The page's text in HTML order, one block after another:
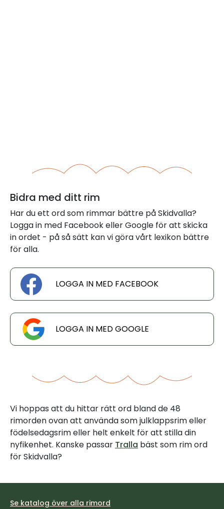
Bidra med ditt rim
Har du ett ord som rimmar bättre på Skidvalla?
Logga in med Facebook eller Google för att skicka
in ordet - på så sätt kan vi göra vårt lexikon bättre
för alla.
LOGGA IN MED FACEBOOK
LOGGA IN MED GOOGLE
Vi hoppas att du hittar rätt ord bland de 48
rimorden ovan att använda som julklappsrim eller
födelsedagsrim eller helt enkelt för att stilla din
nyfikenhet. Kanske passar Tralla bäst som rim ord
för Skidvalla?
Se katalog över alla rimord